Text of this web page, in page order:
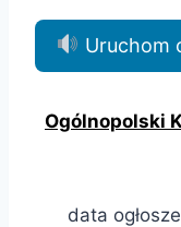
Uruchom
Ogólnopolski
data